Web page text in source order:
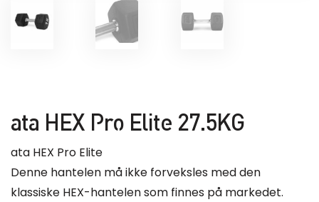
ata HEX Pro Elite 27.5KG
ata HEX Pro Elite
Denne hantelen må ikke forveksles med den
klassiske HEX-hantelen som finnes på markedet.